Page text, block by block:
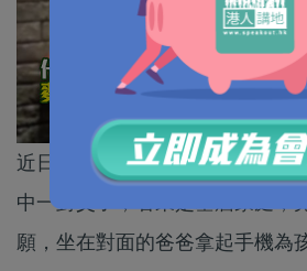
近日網絡瘋傳一張「父子在麥當
中一對父子，看來是基層家庭，
願，坐在對面的爸爸拿起手機為